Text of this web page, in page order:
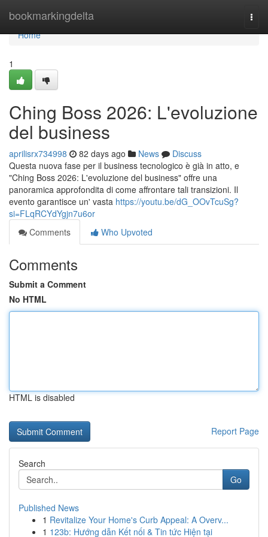
bookmarkingdelta
Home
Home
1
Ching Boss 2026: L'evoluzione
del business
aprilisrx734998 82 days ago News
Discuss
Questa nuova fase per il business tecnologico è già in atto, e
"Ching Boss 2026: L'evoluzione del business" offre una
panoramica approfondita di come affrontare tali transizioni. Il
evento garantisce un' vasta https://youtu.be/dG_OOvTcuSg?
si=FLqRCYdYgjn7u6or
Comments
Who Upvoted
Comments
Submit a Comment
No HTML
HTML is disabled
Report Page
Search
Go
Published News
1 Revitalize Your Home's Curb Appeal: A Overv...
1 123b: Hướng dẫn Kết nối & Tin tức Hiện tại